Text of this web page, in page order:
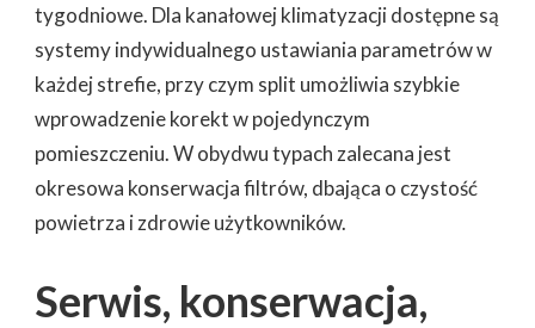
tygodniowe. Dla kanałowej klimatyzacji dostępne są
systemy indywidualnego ustawiania parametrów w
każdej strefie, przy czym split umożliwia szybkie
wprowadzenie korekt w pojedynczym
pomieszczeniu. W obydwu typach zalecana jest
okresowa konserwacja filtrów, dbająca o czystość
powietrza i zdrowie użytkowników.
Serwis, konserwacja,